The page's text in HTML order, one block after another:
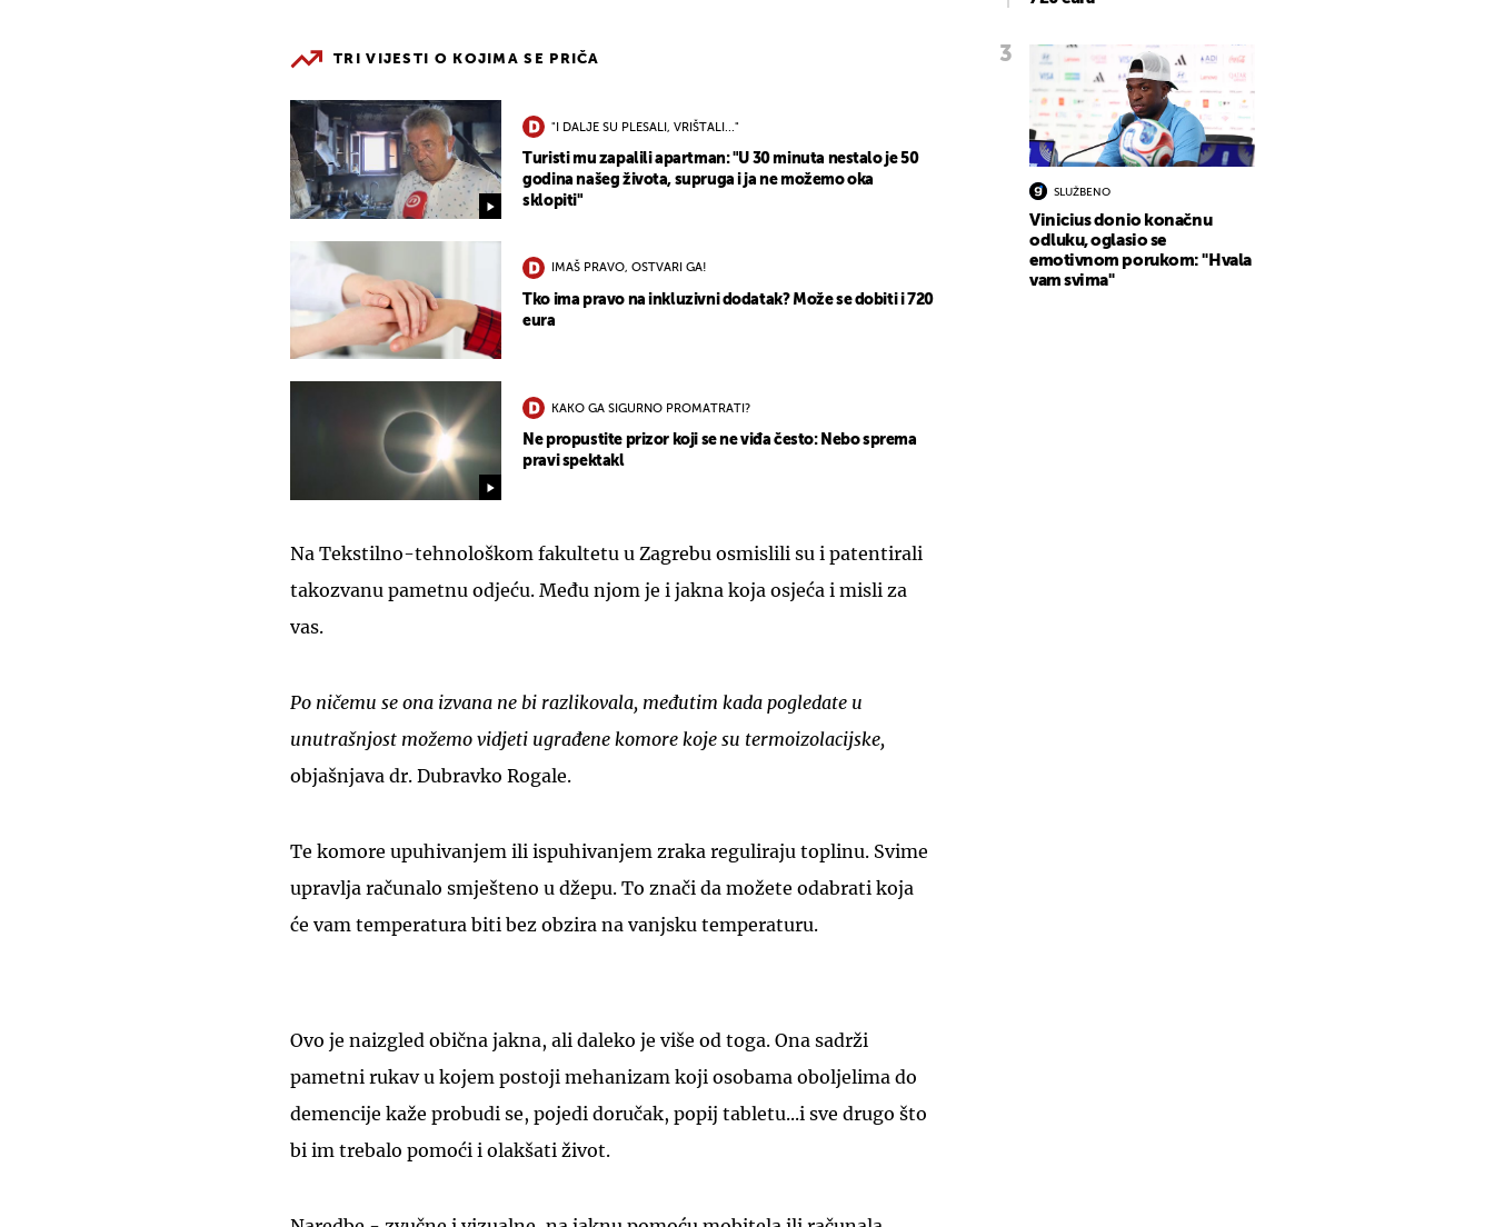
TRI VIJESTI O KOJIMA SE PRIČA
"I DALJE SU PLESALI, VRIŠTALI..."
Turisti mu zapalili apartman: "U 30 minuta nestalo je 50
godina našeg života, supruga i ja ne možemo oka
sklopiti"
IMAŠ PRAVO, OSTVARI GA!
Tko ima pravo na inkluzivni dodatak? Može se dobiti i 720
eura
KAKO GA SIGURNO PROMATRATI?
Ne propustite prizor koji se ne viđa često: Nebo sprema
pravi spektakl
Na Tekstilno-tehnološkom fakultetu u Zagrebu osmislili su i patentirali
takozvanu pametnu odjeću. Među njom je i jakna koja osjeća i misli za
vas.
Po ničemu se ona izvana ne bi razlikovala, međutim kada pogledate u
unutrašnjost možemo vidjeti ugrađene komore koje su termoizolacijske,
objašnjava dr. Dubravko Rogale.
Te komore upuhivanjem ili ispuhivanjem zraka reguliraju toplinu. Svime
upravlja računalo smješteno u džepu. To znači da možete odabrati koja
će vam temperatura biti bez obzira na vanjsku temperaturu.
Ovo je naizgled obična jakna, ali daleko je više od toga. Ona sadrži
pametni rukav u kojem postoji mehanizam koji osobama oboljelima do
demencije kaže probudi se, pojedi doručak, popij tabletu...i sve drugo što
bi im trebalo pomoći i olakšati život.
SLUŽBENO
Vinicius donio konačnu
odluku, oglasio se
emotivnom porukom: "Hvala
vam svima"
UKLJUČITE NOTIFIKACIJE